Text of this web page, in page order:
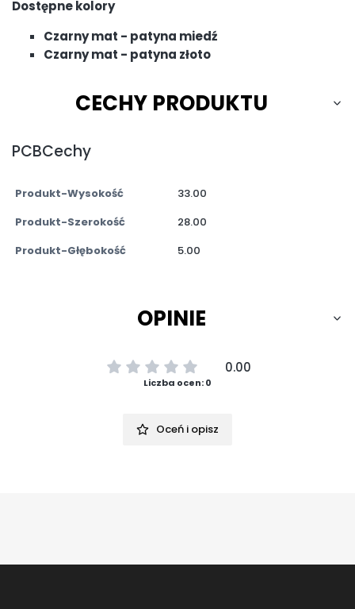
Dostępne kolory
Czarny mat - patyna miedź
Czarny mat - patyna złoto
CECHY PRODUKTU
PCBCechy
Produkt-Wysokość
33.00
Produkt-Szerokość
28.00
Produkt-Głębokość
5.00
OPINIE
0.00
Liczba ocen: 0
Oceń i opisz